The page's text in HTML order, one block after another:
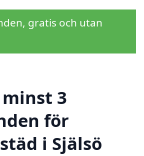
gratis och utan
3
för
i Själsö